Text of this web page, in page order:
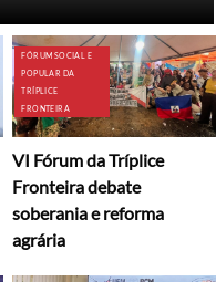
FÓRUM SOCIAL E
POPULAR DA
TRÍPLICE
FRONTEIRA
VI Fórum da Tríplice
Fronteira debate
soberania e reforma
agrária